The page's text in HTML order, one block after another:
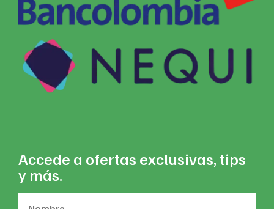
Accede a ofertas exclusivas, tips
y más.